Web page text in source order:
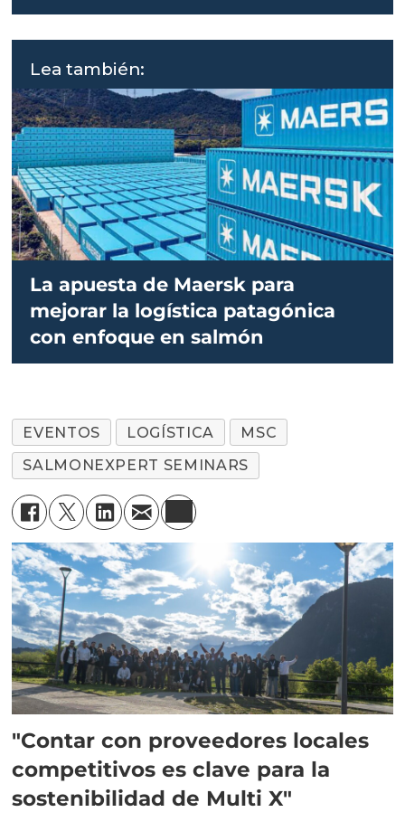
Montt
Lea también:
La apuesta de Maersk para
mejorar la logística patagónica
con enfoque en salmón
EVENTOS LOGÍSTICA
MSC
SALMONEXPERT SEMINARS
"Contar con proveedores locales
competitivos es clave para la
sostenibilidad de Multi X"